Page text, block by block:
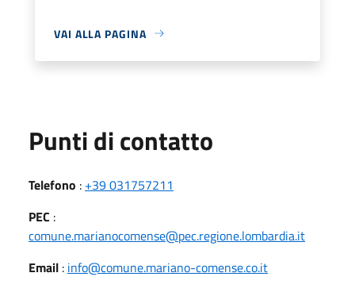
VAI ALLA PAGINA
Punti di contatto
Telefono : +39 031757211
PEC :
comune.marianocomense@pec.regione.lombardia.it
Email : info@comune.mariano-comense.co.it